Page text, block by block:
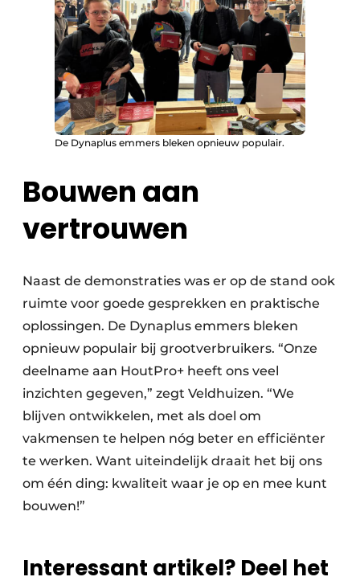
De Dynaplus emmers bleken opnieuw populair.
Bouwen aan
vertrouwen
Naast de demonstraties was er op de stand ook
ruimte voor goede gesprekken en praktische
oplossingen. De Dynaplus emmers bleken
opnieuw populair bij grootverbruikers. “Onze
deelname aan HoutPro+ heeft ons veel
inzichten gegeven,” zegt Veldhuizen. “We
blijven ontwikkelen, met als doel om
vakmensen te helpen nóg beter en efficiënter
te werken. Want uiteindelijk draait het bij ons
om één ding: kwaliteit waar je op en mee kunt
bouwen!”
Interessant artikel? Deel het